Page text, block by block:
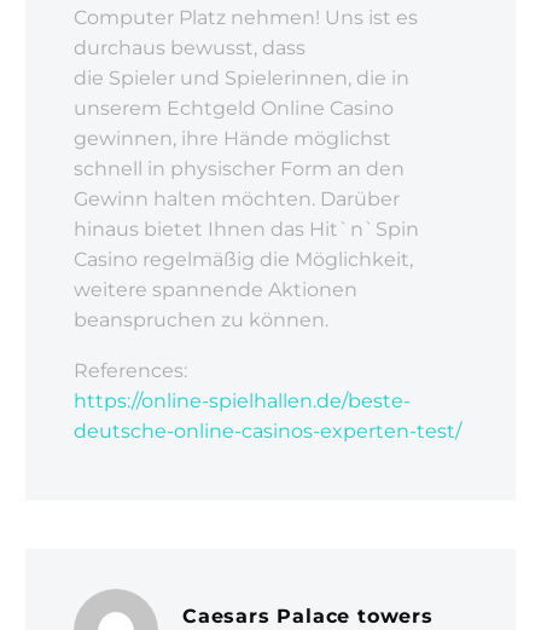
Computer Platz nehmen! Uns ist es
durchaus bewusst, dass
die Spieler und Spielerinnen, die in
unserem Echtgeld Online Casino
gewinnen, ihre Hände möglichst
schnell in physischer Form an den
Gewinn halten möchten. Darüber
hinaus bietet Ihnen das Hit`n`Spin
Casino regelmäßig die Möglichkeit,
weitere spannende Aktionen
beanspruchen zu können.
References:
https://online-spielhallen.de/beste-
deutsche-online-casinos-experten-test/
Caesars Palace towers